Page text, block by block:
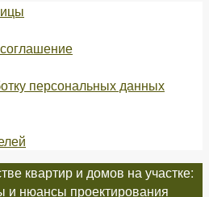
персональных данных
квартир и домов на участке:
и нюансы проектирования